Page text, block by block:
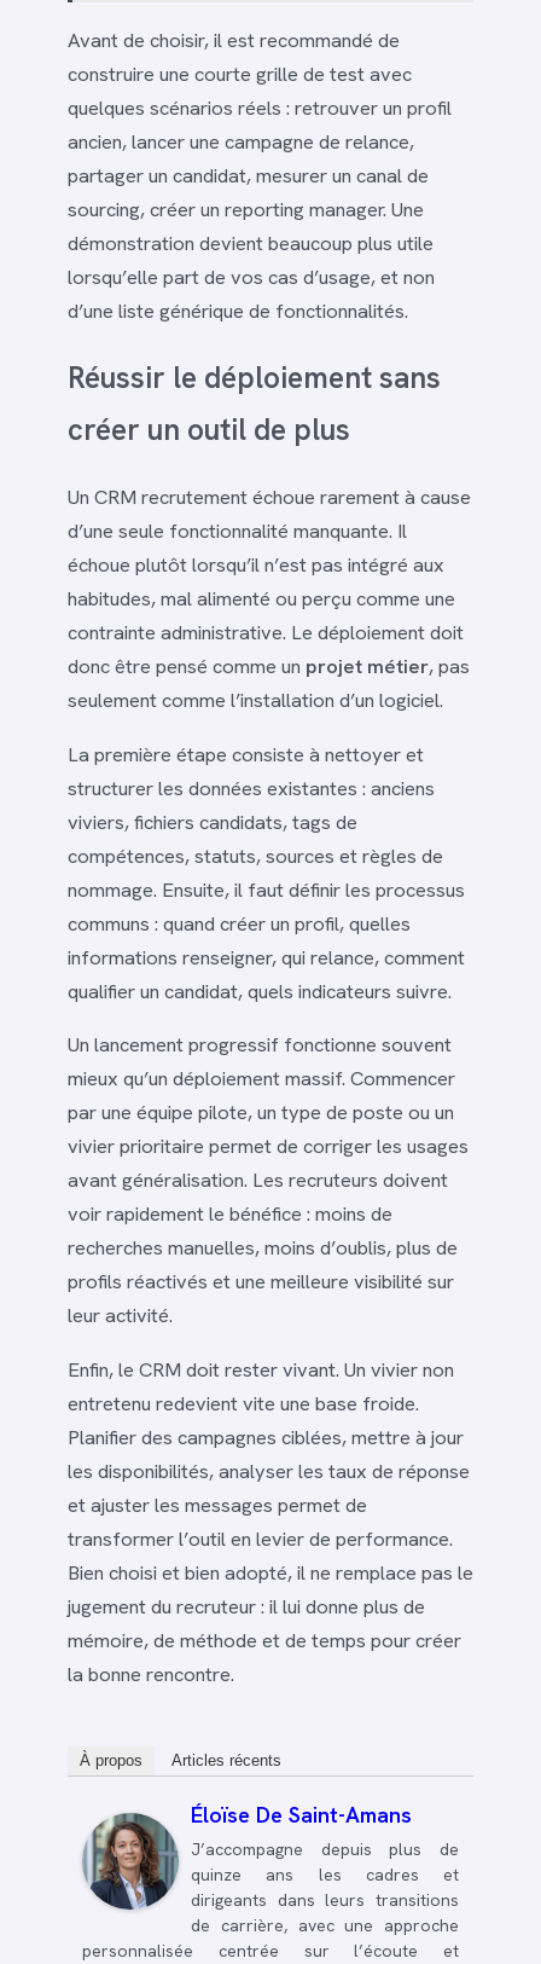
Avant de choisir, il est recommandé de
construire une courte grille de test avec
quelques scénarios réels : retrouver un profil
ancien, lancer une campagne de relance,
partager un candidat, mesurer un canal de
sourcing, créer un reporting manager. Une
démonstration devient beaucoup plus utile
lorsqu’elle part de vos cas d’usage, et non
d’une liste générique de fonctionnalités.
Réussir le déploiement sans
créer un outil de plus
Un CRM recrutement échoue rarement à cause
d’une seule fonctionnalité manquante. Il
échoue plutôt lorsqu’il n’est pas intégré aux
habitudes, mal alimenté ou perçu comme une
contrainte administrative. Le déploiement doit
donc être pensé comme un projet métier, pas
seulement comme l’installation d’un logiciel.
La première étape consiste à nettoyer et
structurer les données existantes : anciens
viviers, fichiers candidats, tags de
compétences, statuts, sources et règles de
nommage. Ensuite, il faut définir les processus
communs : quand créer un profil, quelles
informations renseigner, qui relance, comment
qualifier un candidat, quels indicateurs suivre.
Un lancement progressif fonctionne souvent
mieux qu’un déploiement massif. Commencer
par une équipe pilote, un type de poste ou un
vivier prioritaire permet de corriger les usages
avant généralisation. Les recruteurs doivent
voir rapidement le bénéfice : moins de
recherches manuelles, moins d’oublis, plus de
profils réactivés et une meilleure visibilité sur
leur activité.
Enfin, le CRM doit rester vivant. Un vivier non
entretenu redevient vite une base froide.
Planifier des campagnes ciblées, mettre à jour
les disponibilités, analyser les taux de réponse
et ajuster les messages permet de
transformer l’outil en levier de performance.
Bien choisi et bien adopté, il ne remplace pas le
jugement du recruteur : il lui donne plus de
mémoire, de méthode et de temps pour créer
la bonne rencontre.
À propos Articles récents
Éloïse De Saint-Amans
J’accompagne depuis plus de
quinze ans les cadres et
dirigeants dans leurs transitions
de carrière, avec une approche
personnalisée centrée sur l’écoute et